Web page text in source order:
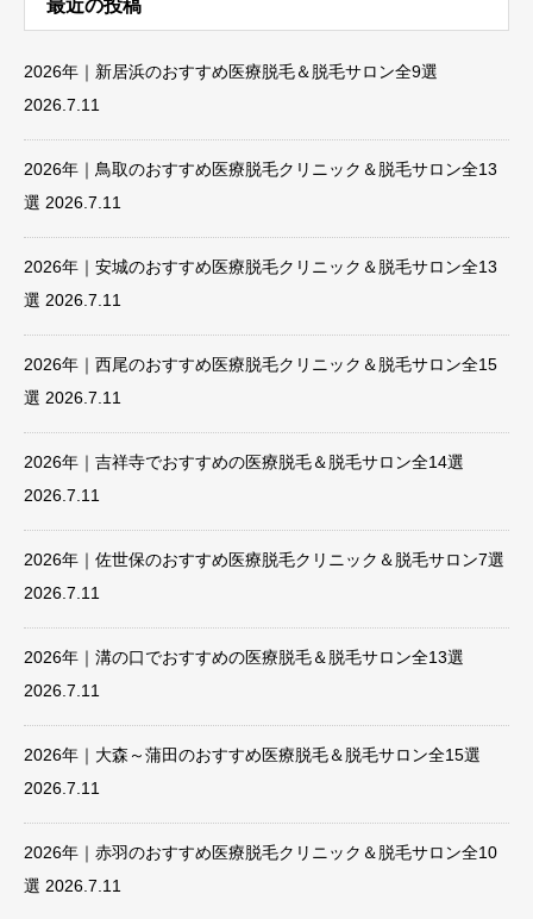
最近の投稿
2026年｜新居浜のおすすめ医療脱毛＆脱毛サロン全9選
2026.7.11
2026年｜鳥取のおすすめ医療脱毛クリニック＆脱毛サロン全13
選 2026.7.11
2026年｜安城のおすすめ医療脱毛クリニック＆脱毛サロン全13
選 2026.7.11
2026年｜西尾のおすすめ医療脱毛クリニック＆脱毛サロン全15
選 2026.7.11
2026年｜吉祥寺でおすすめの医療脱毛＆脱毛サロン全14選
2026.7.11
2026年｜佐世保のおすすめ医療脱毛クリニック＆脱毛サロン7選
2026.7.11
2026年｜溝の口でおすすめの医療脱毛＆脱毛サロン全13選
2026.7.11
2026年｜大森～蒲田のおすすめ医療脱毛＆脱毛サロン全15選
2026.7.11
2026年｜赤羽のおすすめ医療脱毛クリニック＆脱毛サロン全10
選 2026.7.11